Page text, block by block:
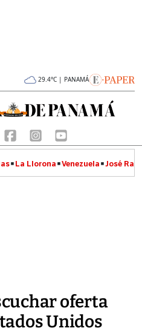
29.4°C | PANAMÁ
La Llorona Venezuela José
oferta
Unidos